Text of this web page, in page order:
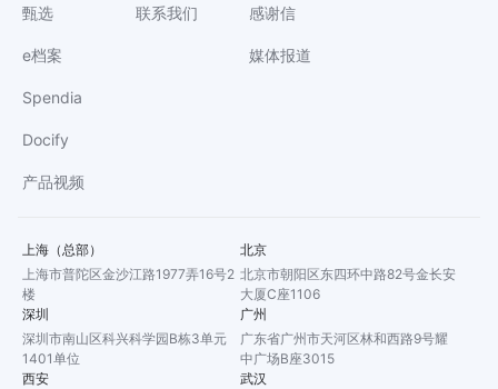
甄选
e档案
Spendia
Docify
产品视频
联系我们 感谢信
媒体报道
上海（总部）
上海市普陀区金沙江路1977弄16号2
楼
北京
北京市朝阳区东四环中路82号金长安
大厦C座1106
深圳
深圳市南山区科兴科学园B栋3单元
1401单位
广州
广东省广州市天河区林和西路9号耀
中广场B座3015
西安
武汉